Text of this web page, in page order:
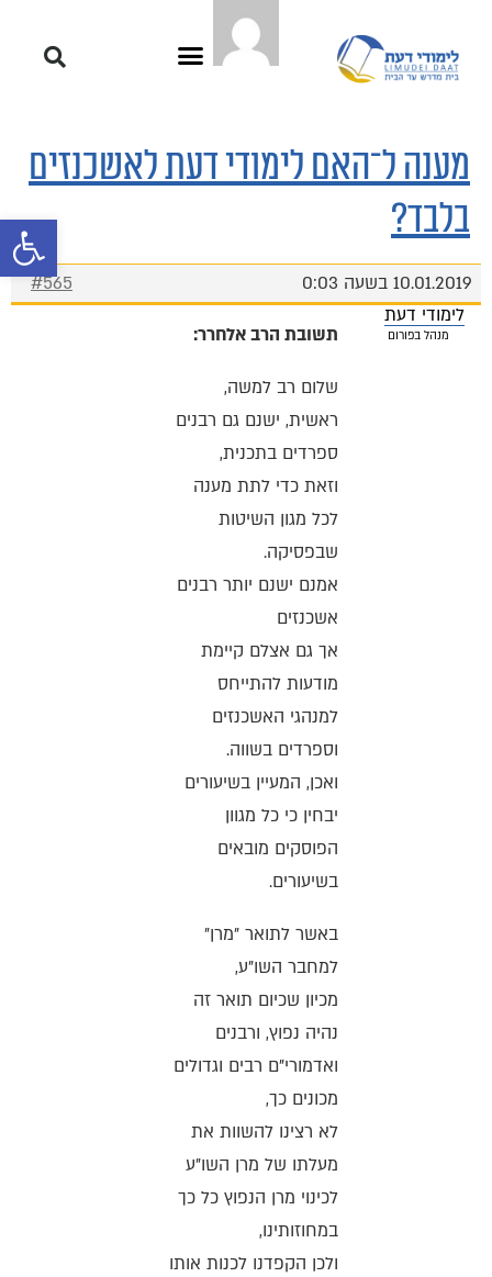
פתח
מענה ל־האם לימודי דעת לאשכנזים
בלבד?
10.01.2019 בשעה 0:03
#565
לימודי דעת
מנהל בפורום תשובת הרב אלחרר:
שלום רב למשה,
ראשית, ישנם גם רבנים
ספרדים בתכנית,
וזאת כדי לתת מענה
לכל מגון השיטות
שבפסיקה.
אמנם ישנם יותר רבנים
אשכנזים
אך גם אצלם קיימת
מודעות להתייחס
למנהגי האשכנזים
וספרדים בשווה.
ואכן, המעיין בשיעורים
יבחין כי כל מגוון
הפוסקים מובאים
בשיעורים.
באשר לתואר "מרן"
למחבר השו"ע,
מכיון שכיום תואר זה
נהיה נפוץ, ורבנים
ואדמורי"ם רבים וגדולים
מכונים כך,
לא רצינו להשוות את
מעלתו של מרן השו"ע
לכינוי מרן הנפוץ כל כך
במחוזותינו,
ולכן הקפדנו לכנות אותו